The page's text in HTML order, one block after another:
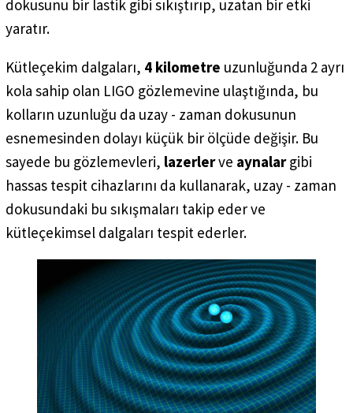
dokusunu bir lastik gibi sıkıştırıp, uzatan bir etki
yaratır.
Kütleçekim dalgaları, 4 kilometre uzunluğunda 2 ayrı
kola sahip olan LIGO gözlemevine ulaştığında, bu
kolların uzunluğu da uzay - zaman dokusunun
esnemesinden dolayı küçük bir ölçüde değişir. Bu
sayede bu gözlemevleri, lazerlerve aynalargibi
hassas tespit cihazlarını da kullanarak, uzay - zaman
dokusundaki bu sıkışmaları takip eder ve
kütleçekimsel dalgaları tespit ederler.